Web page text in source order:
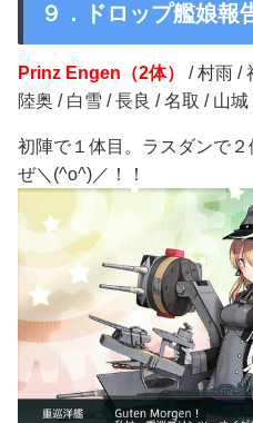
９．ドロップ艦娘報
Prinz Engen（2体）
/ 村雨 /
陸奥 / 白雪 / 長良 / 名取 / 山城
初陣で１体目。ラスダンで
ぜ＼(^o^)／！！